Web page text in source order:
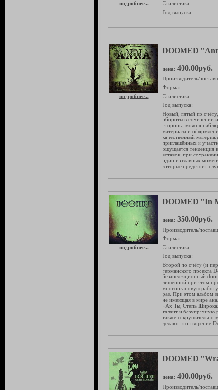
подробнее...
Стилистика:
Год выпуска:
подробнее...
DOOMED
цена: 400.00руб.
Производитель/
Формат:
Стилистика:
Год выпуска:
Новый, пятый по
обороты в сочинении
стороны, можно
материала и
качественный
приглашённых и
ощущается тенденция
вставок, при
один из главных
которые предстоит
подробнее...
DOOMED "In
цена: 350.00руб.
Производитель/
Формат:
Стилистика:
Год выпуска:
Второй по счёту (и
германского проекта
безапелляционный
лишённый при этом
многоплановую
раз. При этом альбом
не имеющая в мире
«Ах Ты, Степь
талант и безупречную
также сокрушительно
делают это творение
DOOMED
цена: 400.00руб.
Производитель/